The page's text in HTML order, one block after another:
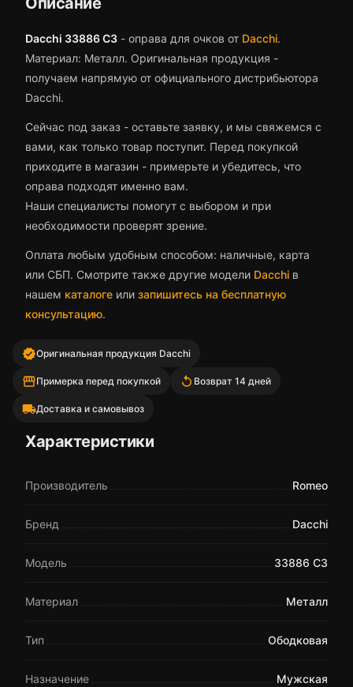
Dacchi 33886 C3 - оправа для очков от Dacchi.
Материал: Металл. Оригинальная продукция -
получаем напрямую от официального дистрибьютора
Dacchi.
Сейчас под заказ - оставьте заявку, и мы свяжемся с
вами, как только товар поступит. Перед покупкой
приходите в магазин - примерьте и убедитесь, что
оправа подходят именно вам.
Наши специалисты помогут с выбором и при
необходимости проверят зрение.
Оплата любым удобным способом: наличные, карта
или СБП. Смотрите также другие модели Dacchi в
нашем каталоге или запишитесь на бесплатную
консультацию.
verifiedОригинальная продукция Dacchi
storefrontПримерка перед покупкой replay Возврат 14 дней
local_shippingДоставка и самовывоз
Характеристики
Производитель Romeo
Бренд Dacchi
Модель 33886 C3
Материал Металл
Тип Ободковая
Назначение Мужская